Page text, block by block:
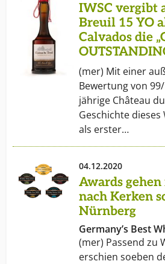
IWSC vergibt
Breuil 15 YO
Calvados die
(mer) Mit einer
Bewertung von
jährige Château
Geschichte
als erster…
04.12.2020
Awards gehen
nach Kerken
Nürnberg
Germany’s Best
(mer) Passend zu
erschien soeben